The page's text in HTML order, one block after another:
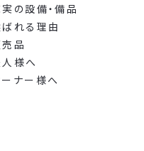
の設備・備品
れる理由
品
様へ
ナー様へ